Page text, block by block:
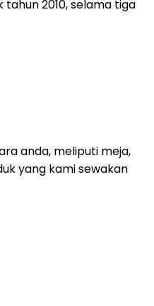
2010, selama tiga
anda, meliputi meja,
yang kami sewakan